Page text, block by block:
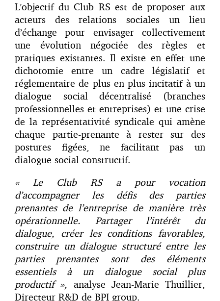
L’objectif du Club RS est de proposer aux
acteurs des relations sociales un lieu
d’échange pour envisager collectivement
une évolution négociée des règles et
pratiques existantes. Il existe en effet une
dichotomie entre un cadre législatif et
réglementaire de plus en plus incitatif à un
dialogue social décentralisé (branches
professionnelles et entreprises) et une crise
de la représentativité syndicale qui amène
chaque partie-prenante à rester sur des
postures figées, ne facilitant pas un
dialogue social constructif.
« Le Club RS a pour vocation
d’accompagner les défis des parties
prenantes de l’entreprise de manière très
opérationnelle. Partager l’intérêt du
dialogue, créer les conditions favorables,
construire un dialogue structuré entre les
parties prenantes sont des éléments
essentiels à un dialogue social plus
productif », analyse Jean-Marie Thuillier,
Directeur R&D de BPI group.